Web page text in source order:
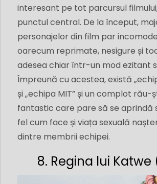
interesant pe tot parcursul
punctul central. De la început,
personajelor din film par
oarecum reprimate, nesigure și
adesea chiar într-un mod ezitant
Împreună cu acestea, există
și „echipa MIT” și un complot rău-
fantastic care pare să se aprindă
fel cum face și viața sexuală
dintre membrii echipei.
8. Regina lui Katwe